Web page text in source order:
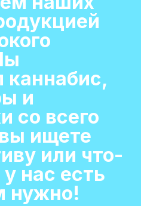
каннабис,
и
со всего
ищете
или что-
нас есть
нужно!